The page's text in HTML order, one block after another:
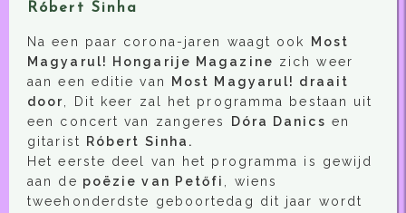
Róbert Sinha
Na een paar corona-jaren waagt ook
Most
Magyarul! Hongarije Magazine zich weer
aan een editie van
Most Magyarul! draait
door, Dit keer zal het programma bestaan uit
een concert van zangeres
Dóra Danics en
gitarist
Róbert Sinha.
Het eerste deel van het programma is gewijd
aan de poëzie van Petőfi , wiens
tweehonderdste geboortedag dit jaar wordt